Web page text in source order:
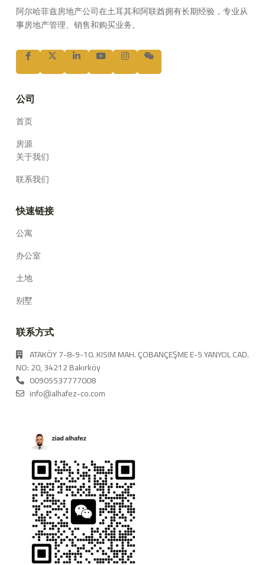
阿尔哈菲兹房地产公司在土耳其和阿联酋拥有长期经验，专业从
事房地产管理、销售和购买业务。
公司
首页
房源
关于我们
联系我们
快速链接
公寓
办公室
土地
别墅
联系方式
ATAKÖY 7-8-9-10. KISIM MAH. ÇOBANÇEŞME E-5 YANYOL CAD.
NO: 20, 34212 Bakırköy
00905537777008
info@alhafez-co.com